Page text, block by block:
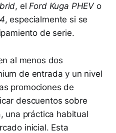
, el Ford Kuga PHEV o
, especialmente si se
de serie.
al menos dos
de entrada y un nivel
promociones de
descuentos sobre
una práctica habitual
inicial. Esta